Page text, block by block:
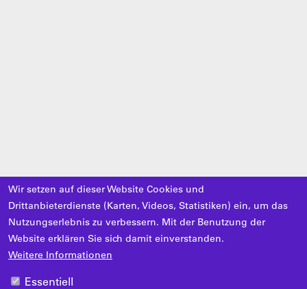
Wir setzen auf dieser Website Cookies und
Drittanbieterdienste (Karten, Videos, Statistiken) ein, um das
Nutzungserlebnis zu verbessern. Mit der Benutzung der
Website erklären Sie sich damit einverstanden.
Weitere Informationen
Essentiell